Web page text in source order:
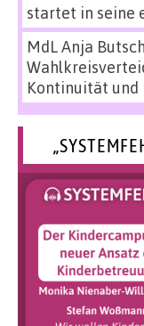
startet in seine
MdL Anja
Kontinuität und